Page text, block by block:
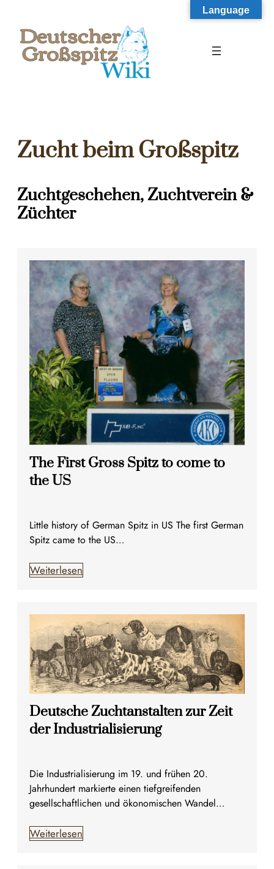
springen
Zucht beim Großspitz
Zuchtgeschehen, Zuchtverein &
Züchter
The First Gross Spitz to come to
the US
Little history of German Spitz in US The first German
Spitz came to the US…
Weiterlesen
Deutsche Zuchtanstalten zur Zeit
der Industrialisierung
Die Industrialisierung im 19. und frühen 20.
Jahrhundert markierte einen tiefgreifenden
gesellschaftlichen und ökonomischen Wandel…
Weiterlesen
Language